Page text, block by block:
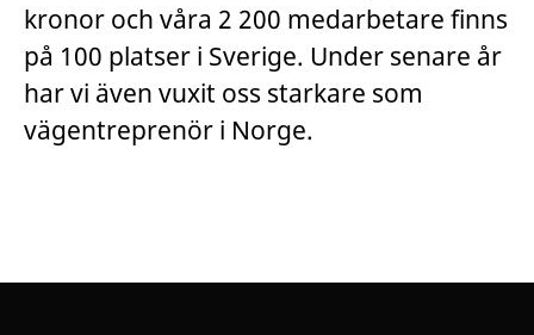
kronor och våra 2 200 medarbetare finns
på 100 platser i Sverige. Under senare år
har vi även vuxit oss starkare som
vägentreprenör i Norge.